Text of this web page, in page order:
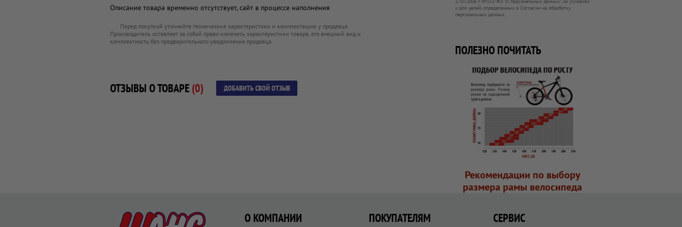
Описание товара временно отсутствует, сайт в процессе наполнения
Перед покупкой уточняйте технические характеристики и комплектацию у продавца.
Производитель оставляет за собой право изменять характеристики товара, его внешний вид и
комплектность без предварительного уведомления продавца.
ОТЗЫВЫ О ТОВАРЕ (0) ДОБАВИТЬ СВОЙ ОТЗЫВ
и для целей, определенных в Согласии на обработку
персональных данных.
ПОЛЕЗНО ПОЧИТАТЬ
Рекомендации по выбору
размера рамы велосипеда
О КОМПАНИИ ПОКУПАТЕЛЯМ СЕРВИС